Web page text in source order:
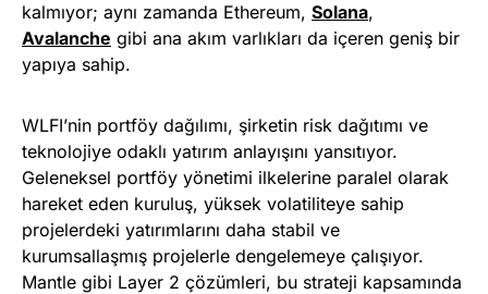
kalmıyor; aynı zamanda Ethereum, Solana,
Avalanche gibi ana akım varlıkları da içeren geniş bir
yapıya sahip.
WLFI’nin portföy dağılımı, şirketin risk dağıtımı ve
teknolojiye odaklı yatırım anlayışını yansıtıyor.
Geleneksel portföy yönetimi ilkelerine paralel olarak
hareket eden kuruluş, yüksek volatiliteye sahip
projelerdeki yatırımlarını daha stabil ve
kurumsallaşmış projelerle dengelemeye çalışıyor.
Mantle gibi Layer 2 çözümleri, bu strateji kapsamında